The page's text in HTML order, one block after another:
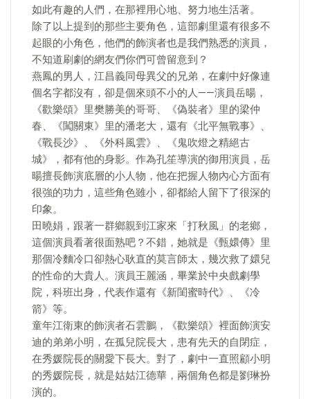
如此有趣的人們，在那裡用心地、努力地生活著。
除了以上提到的那些主要角色，這部劇里還有很多不
起眼的小角色，他們的飾演者也是我們熟悉的演員，
不知道刷劇的網友們你們可曾留意到？
燕鳳的男人，江昌義同母異父的兄弟，在劇中好像連
個名字都沒有，卻是個來頭不小的人——演員岳暘，
《歡樂頌》里樊勝美的哥哥、《偽裝者》里的梁仲
春、《闖關東》里的潘老大，還有《北平無戰事》、
《戰長沙》、《外科風雲》、《鬼吹燈之精絕古
城》，都有他的身影。作為孔笙導演的御用演員，岳
暘擅長飾演底層的小人物，他在把握人物內心方面有
很強的功力，這些角色雖小，卻都給人留下了很深的
印象。
田曉娟，跟著一群鄉親到江家來「打秋風」的老鄉，
這個演員看著很面熟吧？不錯，她就是《甄嬛傳》里
那個冷麵冷口卻熱心耿直的莫言師太，幾次救了嬛兒
的性命的大貴人。演員王麗涵，畢業於中央戲劇學
院，科班出身，代表作還有《新閨蜜時代》、《冷
箭》等。
童年江衛東的飾演者石雲鵬，《歡樂頌》裡面飾演安
迪的弟弟小明，在孤兒院長大，患有先天的自閉症，
在秀媛院長的關愛下長大。對了，劇中一直照顧小明
的秀媛院長，就是姑姑江德華，兩個角色都是劉琳扮
演的。